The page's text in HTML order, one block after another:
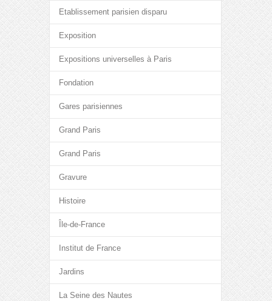
Etablissement parisien disparu
Exposition
Expositions universelles à Paris
Fondation
Gares parisiennes
Grand Paris
Grand Paris
Gravure
Histoire
Île-de-France
Institut de France
Jardins
La Seine des Nautes